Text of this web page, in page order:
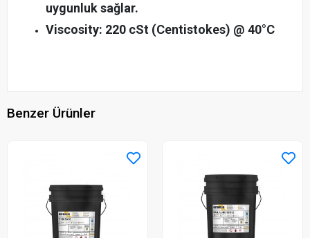
uygunluk sağlar.
Viscosity: 220 cSt (Centistokes) @ 40°C
Benzer Ürünler